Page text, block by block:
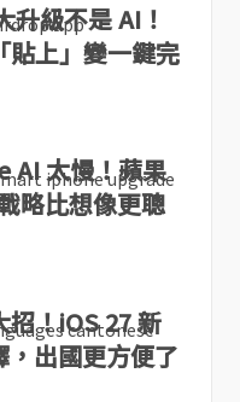
升級不是 AI！
上」變一鍵完
AI 太慢！蘋果
略比想像更聰
！iOS 27 新
，出國更方便了